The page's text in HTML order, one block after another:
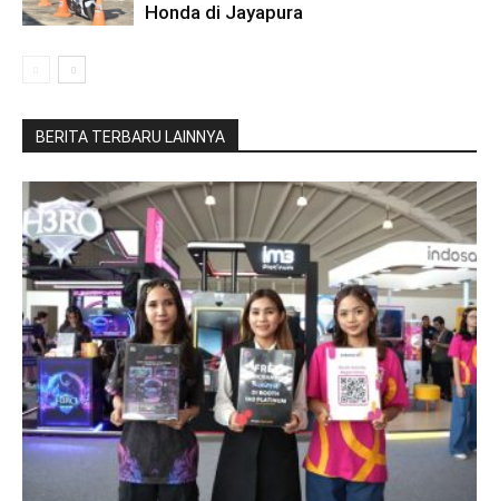
Honda di Jayapura
BERITA TERBARU LAINNYA